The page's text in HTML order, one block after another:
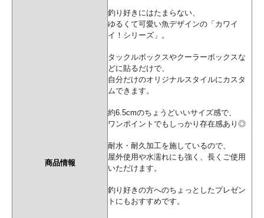
商品情報
釣り好きにはたまらない、
ゆるくて可愛い魚デザインの「カワイ
イ！シリーズ」。
タックルボックスやクーラーボックスな
どに貼るだけで、
自分だけのオリジナルスタイルにカスタ
ムできます。
約6.5cmのちょうどいいサイズ感で、
ワンポイントでもしっかり存在感あり◎
耐水・耐久加工を施しているので、
屋外使用や水濡れにも強く、長くご使用
いただけます。
釣り好きの方へのちょっとしたプレゼン
トにもおすすめです。